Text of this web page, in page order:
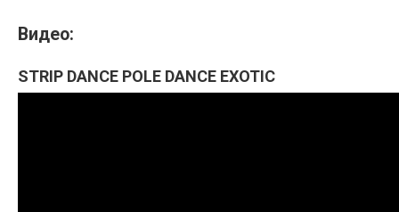
Видео:
STRIP DANCE POLE DANCE EXOTIC